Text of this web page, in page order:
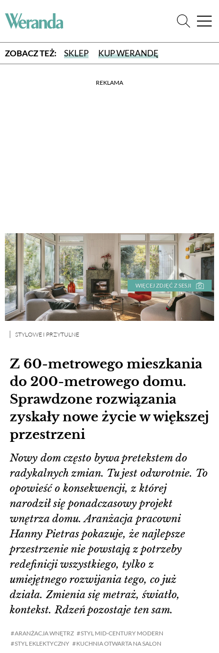
ZOBACZ TEŻ: SKLEP KUP WERANDĘ
REKLAMA
WIĘCEJ ZDJĘĆ Z SESJI
Z 60-metrowego mieszkania
do 200-metrowego domu.
Sprawdzone rozwiązania
zyskały nowe życie w większej
przestrzeni
STYLOWE I PRZYTULNE
ARANŻACJA WNĘTRZ
STYL MID-CENTURY MODERN
STYL EKLEKTYCZNY
KUCHNIA OTWARTA NA SALON
Nowy dom często bywa pretekstem do
radykalnych zmian. Tu jest odwrotnie. To
opowieść o konsekwencji, z której
narodził się ponadczasowy projekt
wnętrza domu. Aranżacja pracowni
Hanny Pietras pokazuje, że najlepsze
przestrzenie nie powstają z potrzeby
redefinicji wszystkiego, tylko z
umiejętnego rozwijania tego, co już
działa. Zmienia się metraż, światło,
kontekst. Rdzeń pozostaje ten sam.